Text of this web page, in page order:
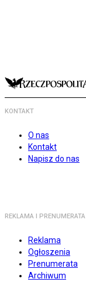
KONTAKT
O nas
Kontakt
Napisz do nas
REKLAMA I PRENUMERATA
Reklama
Ogłoszenia
Prenumerata
Archiwum